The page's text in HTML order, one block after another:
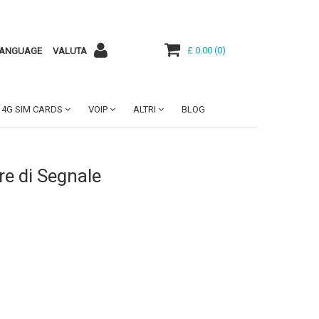
VALUTA £ 0.00 (0)
4G SIM CARDS VOIP ALTRI BLOG
di Segnale